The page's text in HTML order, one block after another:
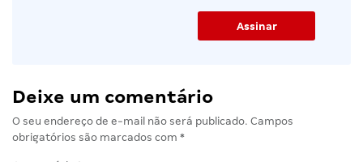
Deixe um comentário
O seu endereço de e-mail não será publicado. Campos
obrigatórios são marcados com *